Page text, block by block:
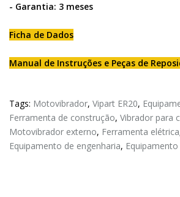
- Garantia: 3 meses
Ficha de Dados
Manual de Instruções e Peças de
Tags: Motovibrador, Vipart ER20,
Ferramenta de construção, Vibrador para
Motovibrador externo, Ferramenta elétrica
Equipamento de engenharia,